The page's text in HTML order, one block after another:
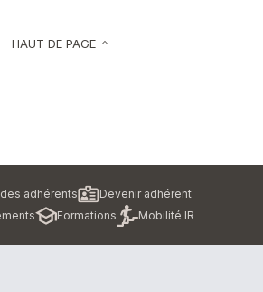
HAUT DE PAGE keyboard_arrow_up
adhérents
Devenir adhérent
Formations Mobilité IR